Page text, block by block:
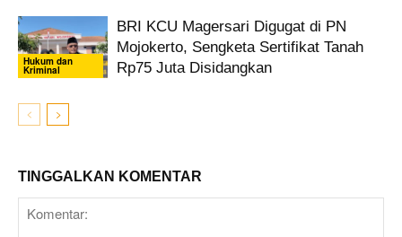
Hukum dan
Kriminal
BRI KCU Magersari Digugat di PN
Mojokerto, Sengketa Sertifikat Tanah
Rp75 Juta Disidangkan
TINGGALKAN KOMENTAR